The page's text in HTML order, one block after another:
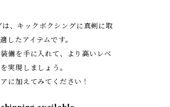
、キックボクシングに真剣に取
したアイテムです。
備を手に入れて、より高いレベ
実現しましょう。
に加えてみてください！